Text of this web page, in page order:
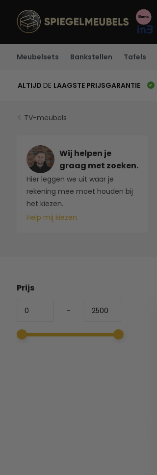
Meubelsets Bankstellen Tafels
ALTIJD DE LAAGSTE PRIJSGARANTIE
TV-meubels
Wij helpen je
graag met zoeken.
Hier leggen we uit waar je
rekening mee moet houden bij
het kiezen.
Help mij kiezen
Prijs
-